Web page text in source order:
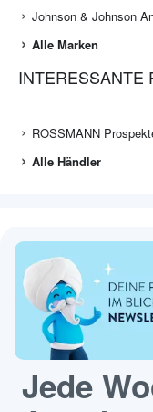
Johnson & Johnson
Alle Marken
INTERESSANTE
ROSSMANN
Alle Händler
Jede